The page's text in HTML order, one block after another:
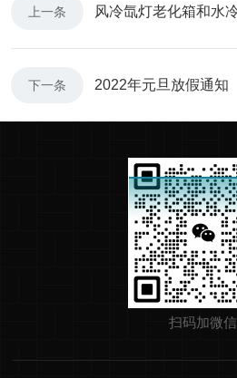
上一条
下一条 2022年元旦放假通知
扫码加微信